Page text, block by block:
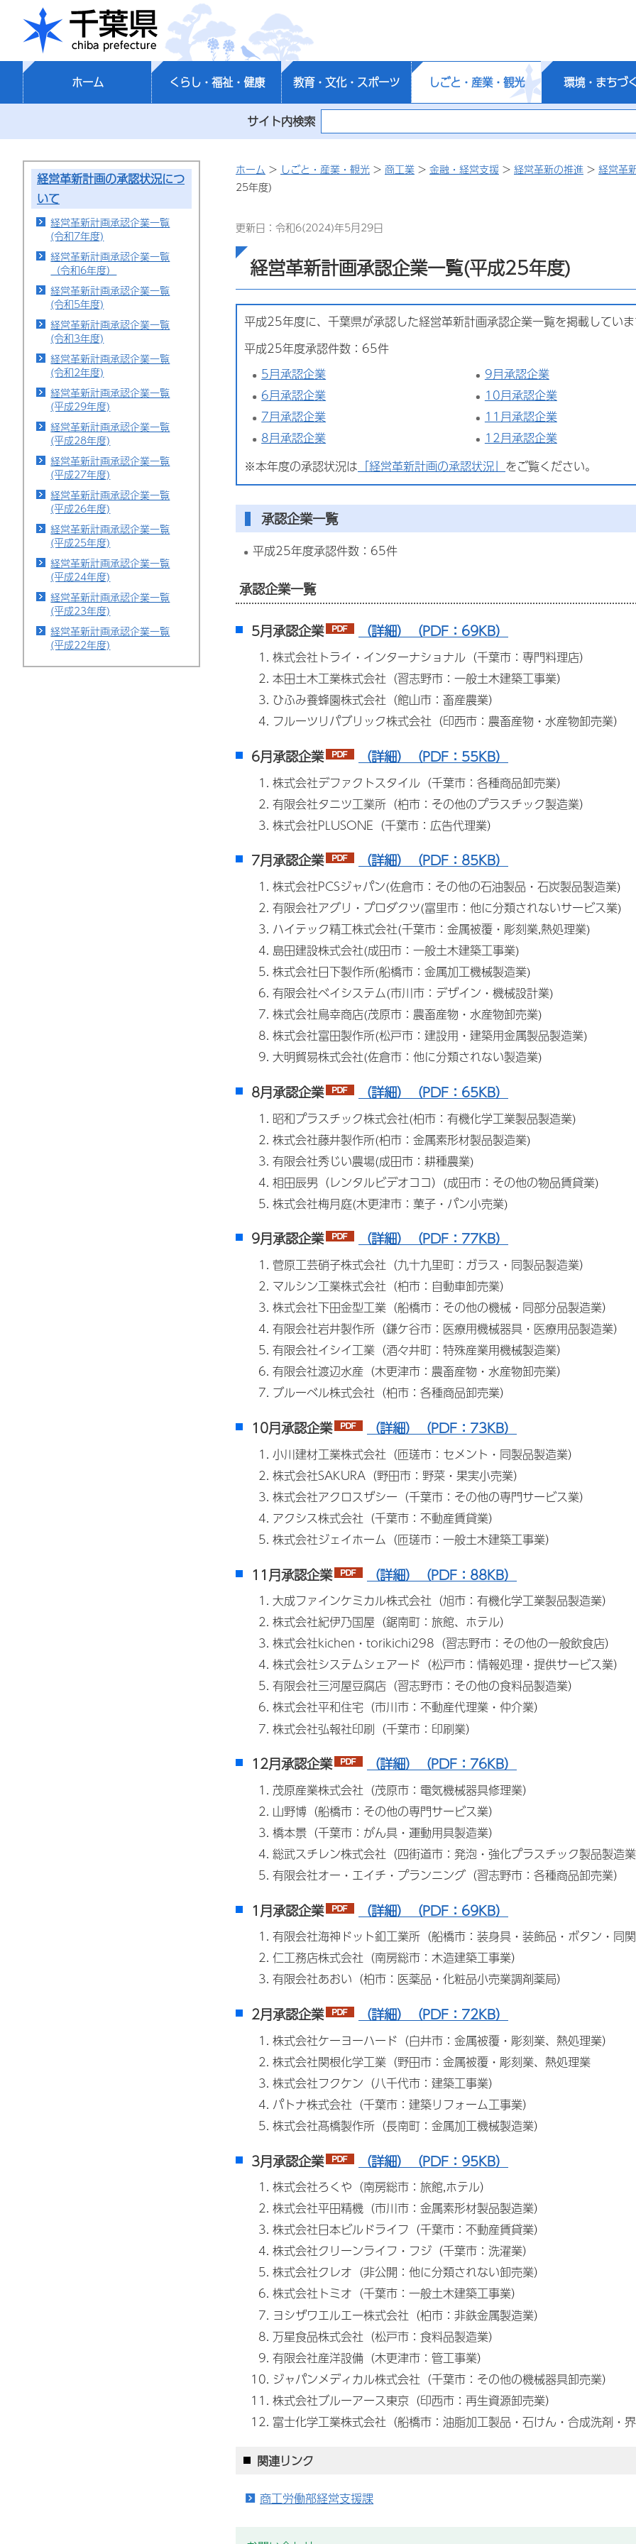
千葉県
ホーム くらし・福祉・健康 教育・文化・スポーツ しごと・産業・観光 環境・まちづ
サイト内検索
経営革新計画の承認状況につ
いて
経営革新計画承認企業一覧
(令和7年度)
経営革新計画承認企業一覧
（令和6年度）
経営革新計画承認企業一覧
(令和5年度)
経営革新計画承認企業一覧
(令和3年度)
経営革新計画承認企業一覧
(令和2年度)
経営革新計画承認企業一覧
(平成29年度)
経営革新計画承認企業一覧
(平成28年度)
経営革新計画承認企業一覧
(平成27年度)
経営革新計画承認企業一覧
(平成26年度)
経営革新計画承認企業一覧
(平成25年度)
経営革新計画承認企業一覧
(平成24年度)
経営革新計画承認企業一覧
(平成23年度)
経営革新計画承認企業一覧
(平成22年度)
ホーム > しごと・産業・観光 > 商工業 > 金融・経営支援 > 経営革新の推進 > 経営革
25年度)
更新日：令和6(2024)年5月29日
経営革新計画承認企業一覧(平成25年度)
平成25年度に、千葉県が承認した経営革新計画承認企業一覧を掲載してい
平成25年度承認件数：65件
5月承認企業
6月承認企業
7月承認企業
8月承認企業
9月承認企業
10月承認企業
11月承認企業
12月承認企業
※本年度の承認状況は 「経営革新計画の承認状況」 をご覧ください。
承認企業一覧
平成25年度承認件数：65件
承認企業一覧
5月承認企業 （詳細）（PDF：69KB）
株式会社トライ・インターナショナル（千葉市：専門料理店）
本田土木工業株式会社（習志野市：一般土木建築工事業）
ひふみ養蜂園株式会社（館山市：畜産農業）
フルーツリパブリック株式会社（印西市：農畜産物・水産物卸売業）
6月承認企業 （詳細）（PDF：55KB）
株式会社デファクトスタイル（千葉市：各種商品卸売業）
有限会社タニツ工業所（柏市：その他のプラスチック製造業）
株式会社PLUSONE（千葉市：広告代理業）
7月承認企業 （詳細）（PDF：85KB）
株式会社PCSジャパン(佐倉市：その他の石油製品・石炭製品製造業)
有限会社アグリ・プロダクツ(富里市：他に分類されないサービス業)
ハイテック精工株式会社(千葉市：金属被覆・彫刻業,熱処理業)
島田建設株式会社(成田市：一般土木建築工事業)
株式会社日下製作所(船橋市：金属加工機械製造業)
有限会社ベイシステム(市川市：デザイン・機械設計業)
株式会社鳥幸商店(茂原市：農畜産物・水産物卸売業)
株式会社富田製作所(松戸市：建設用・建築用金属製品製造業)
大明貿易株式会社(佐倉市：他に分類されない製造業)
8月承認企業 （詳細）（PDF：65KB）
昭和プラスチック株式会社(柏市：有機化学工業製品製造業)
株式会社藤井製作所(柏市：金属素形材製品製造業)
有限会社秀じい農場(成田市：耕種農業)
相田辰男（レンタルビデオココ）(成田市：その他の物品賃貸業)
株式会社梅月庭(木更津市：菓子・パン小売業)
9月承認企業 （詳細）（PDF：77KB）
菅原工芸硝子株式会社（九十九里町：ガラス・同製品製造業）
マルシン工業株式会社（柏市：自動車卸売業）
株式会社下田金型工業（船橋市：その他の機械・同部分品製造業）
有限会社岩井製作所（鎌ケ谷市：医療用機械器具・医療用品製造業）
有限会社イシイ工業（酒々井町：特殊産業用機械製造業）
有限会社渡辺水産（木更津市：農畜産物・水産物卸売業）
ブルーベル株式会社（柏市：各種商品卸売業）
10月承認企業 （詳細）（PDF：73KB）
小川建材工業株式会社（匝瑳市：セメント・同製品製造業）
株式会社SAKURA（野田市：野菜・果実小売業）
株式会社アクロスザシー（千葉市：その他の専門サービス業）
アクシス株式会社（千葉市：不動産賃貸業）
株式会社ジェイホーム（匝瑳市：一般土木建築工事業）
11月承認企業 （詳細）（PDF：88KB）
大成ファインケミカル株式会社（旭市：有機化学工業製品製造業）
株式会社紀伊乃国屋（鋸南町：旅館、ホテル）
株式会社kichen・torikichi298（習志野市：その他の一般飲食店）
株式会社システムシェアード（松戸市：情報処理・提供サービス業）
有限会社三河屋豆腐店（習志野市：その他の食料品製造業）
株式会社平和住宅（市川市：不動産代理業・仲介業）
株式会社弘報社印刷（千葉市：印刷業）
12月承認企業 （詳細）（PDF：76KB）
茂原産業株式会社（茂原市：電気機械器具修理業）
山野博（船橋市：その他の専門サービス業）
橋本景（千葉市：がん具・運動用具製造業）
総武スチレン株式会社（四街道市：発泡・強化プラスチック製品製造
有限会社オー・エイチ・プランニング（習志野市：各種商品卸売業）
1月承認企業 （詳細）（PDF：69KB）
有限会社海神ドット釦工業所（船橋市：装身具・装飾品・ボタン・同
仁工務店株式会社（南房総市：木造建築工事業）
有限会社あおい（柏市：医薬品・化粧品小売業調剤薬局）
2月承認企業 （詳細）（PDF：72KB）
株式会社ケーヨーハード（白井市：金属被覆・彫刻業、熱処理業）
株式会社関根化学工業（野田市：金属被覆・彫刻業、熱処理業
株式会社フクケン（八千代市：建築工事業）
パトナ株式会社（千葉市：建築リフォーム工事業）
株式会社髙橋製作所（長南町：金属加工機械製造業）
3月承認企業 （詳細）（PDF：95KB）
株式会社ろくや（南房総市：旅館,ホテル）
株式会社平田精機（市川市：金属素形材製品製造業）
株式会社日本ビルドライフ（千葉市：不動産賃貸業）
株式会社クリーンライフ・フジ（千葉市：洗濯業）
株式会社クレオ（非公開：他に分類されない卸売業）
株式会社トミオ（千葉市：一般土木建築工事業）
ヨシザワエルエー株式会社（柏市：非鉄金属製造業）
万星食品株式会社（松戸市：食料品製造業）
有限会社産洋設備（木更津市：管工事業）
ジャパンメディカル株式会社（千葉市：その他の機械器具卸売業）
株式会社ブルーアース東京（印西市：再生資源卸売業）
富士化学工業株式会社（船橋市：油脂加工製品・石けん・合成洗剤・
関連リンク
商工労働部経営支援課